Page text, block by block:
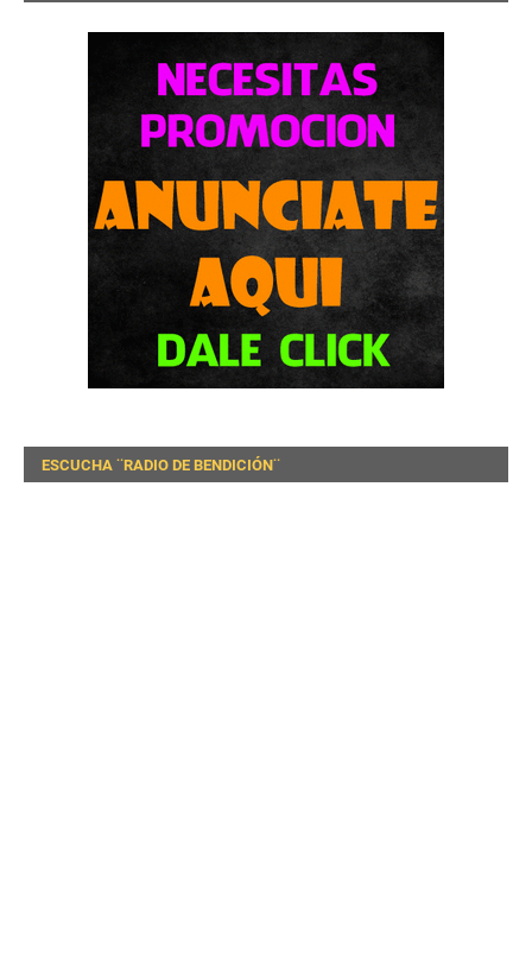
ESCUCHA ¨RADIO DE BENDICIÓN¨